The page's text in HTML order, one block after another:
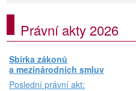
Právní akty 2026
Sbírka zákonů
a mezinárodních smluv
Poslední právní akt: